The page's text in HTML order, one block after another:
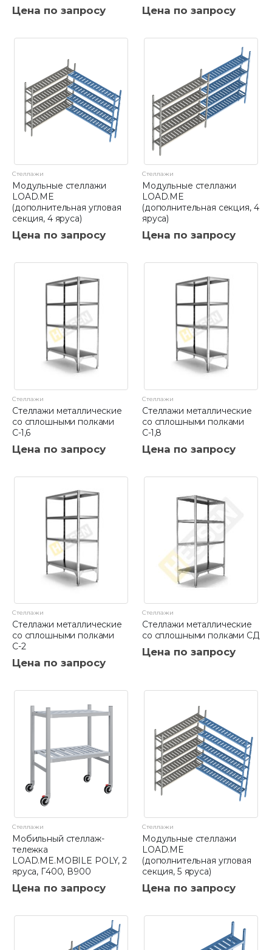
Цена по запросу Цена по запросу
Стеллажи
Модульные стеллажи
LOAD.ME
(дополнительная угловая
секция, 4 яруса)
Цена по запросу
Стеллажи
Модульные стеллажи
LOAD.ME
(дополнительная секция, 4
яруса)
Цена по запросу
Стеллажи
Стеллажи металлические
со сплошными полками
С-1,6
Цена по запросу
Стеллажи
Стеллажи металлические
со сплошными полками
С-1,8
Цена по запросу
Стеллажи
Стеллажи металлические
со сплошными полками
С-2
Цена по запросу
Стеллажи
Стеллажи металлические
со сплошными полками СД
Цена по запросу
Стеллажи
Мобильный стеллаж-
тележка
LOAD.ME.MOBILE POLY, 2
яруса, Г400, В900
Цена по запросу
Стеллажи
Модульные стеллажи
LOAD.ME
(дополнительная угловая
секция, 5 яруса)
Цена по запросу